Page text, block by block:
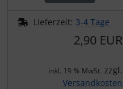
Lieferzeit: 3-4 Tage
2,90 EUR
inkl. 19 % MwSt. zzgl.
Versandkosten